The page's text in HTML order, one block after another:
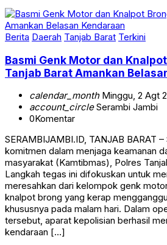
Berita Daerah Tanjab Barat Terkini
Basmi Genk Motor dan
Tanjab Barat Amankan
calendar_monthMinggu, 2 Agt
account_circleSerambi Jambi
0Komentar
SERAMBIJAMBI.ID, TANJAB BARAT
komitmen dalam menjaga keamanan
masyarakat (Kamtibmas), Polres
Langkah tegas ini difokuskan untuk
meresahkan dari kelompok genk
knalpot brong yang kerap
khususnya pada malam hari. Dalam
tersebut, aparat kepolisian berhasil
kendaraan […]